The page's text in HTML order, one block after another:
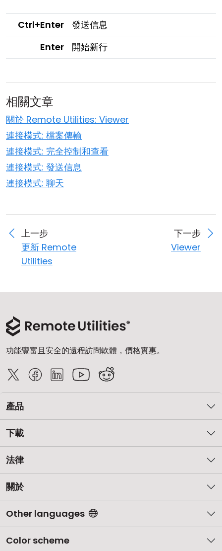
Ctrl+Enter
發送信息
Enter
開始新行
相關文章
關於 Remote Utilities: Viewer
連接模式: 檔案傳輸
連接模式: 完全控制和查看
連接模式: 發送信息
連接模式: 聊天
上一步
更新 Remote
Utilities
下一步
Viewer
功能豐富且安全的遠程訪問軟體，價格實惠。
產品
下載
法律
關於
Other languages
Color scheme